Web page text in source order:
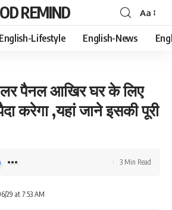
REMIND
Font
Resizer
Aa
English-Lifestyle English-News
पैनल आखिर घर के लिए
करेगा ,यहां जाने इसकी पूरी
29 at 7:53 AM
3 Min Read